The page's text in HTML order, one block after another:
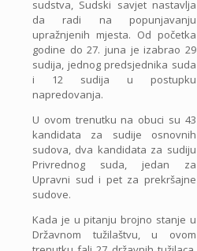
sudstva, Sudski savjet nastavlja
da radi na popunjavanju
upražnjenih mjesta. Od početka
godine do 27. juna je izabrao 29
sudija, jednog predsjednika suda
i 12 sudija u postupku
napredovanja.
U ovom trenutku na obuci su 43
kandidata za sudije osnovnih
sudova, dva kandidata za sudiju
Privrednog suda, jedan za
Upravni sud i pet za prekršajne
sudove.
Kada je u pitanju brojno stanje u
Državnom tužilaštvu, u ovom